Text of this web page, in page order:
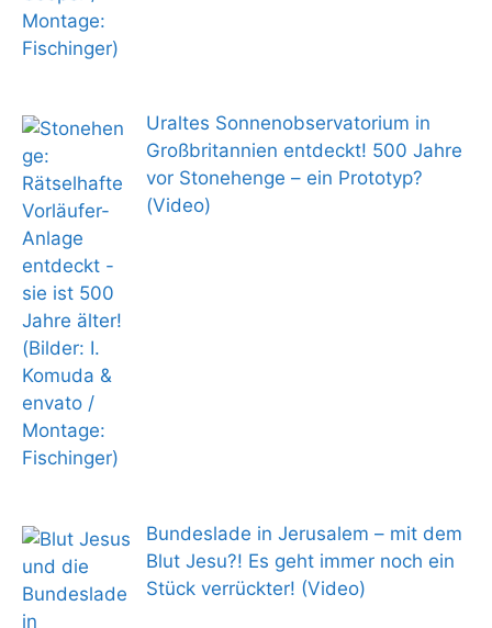
Uraltes Sonnenobservatorium in
Großbritannien entdeckt! 500 Jahre
vor Stonehenge – ein Prototyp?
(Video)
Bundeslade in Jerusalem – mit dem
Blut Jesu?! Es geht immer noch ein
Stück verrückter! (Video)